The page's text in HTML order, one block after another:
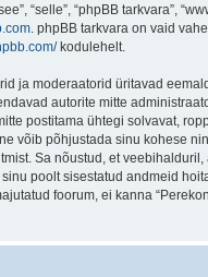
“selle”, “phpBB tarkvara”,
. phpBB tarkvara on vaid
kodulehelt.
ja moderaatorid üritavad
autorite mitte
postitama ühtegi solvavat,
võib põhjustada sinu kohese
Sa nõustud, et
poolt sisestatud andmeid
foorum, ei kanna